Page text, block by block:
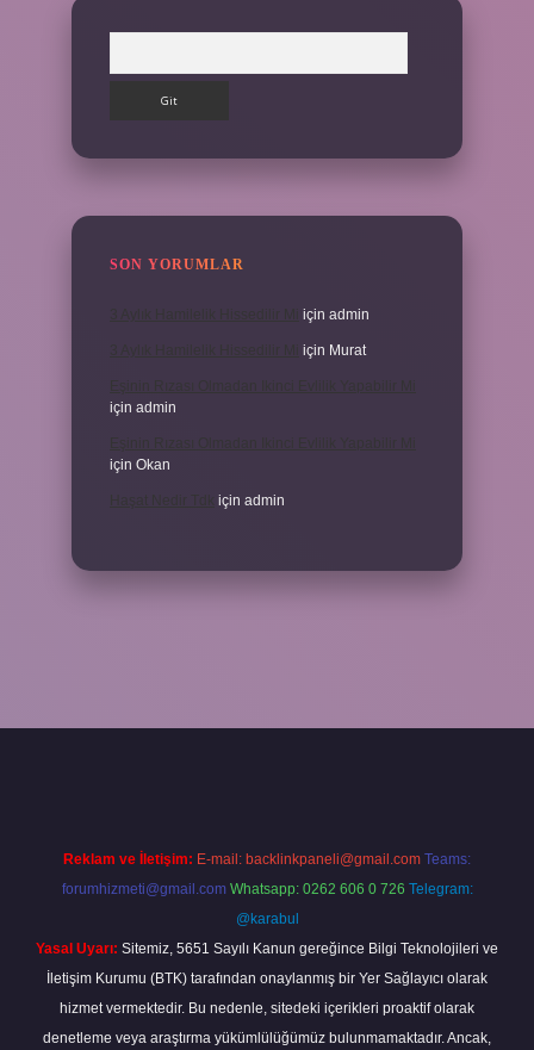
SON YORUMLAR
için admin
için Murat
için admin
için Okan
için admin
Reklam ve İletişim: E-mail: backlinkpaneli@gmail.com Teams:
forumhizmeti@gmail.com Whatsapp: 0262 606 0 726 Telegram:
@karabul
Yasal Uyarı: Sitemiz, 5651 Sayılı Kanun gereğince Bilgi Teknolojileri ve
İletişim Kurumu (BTK) tarafından onaylanmış bir Yer Sağlayıcı olarak
hizmet vermektedir. Bu nedenle, sitedeki içerikleri proaktif olarak
denetleme veya araştırma yükümlülüğümüz bulunmamaktadır. Ancak,